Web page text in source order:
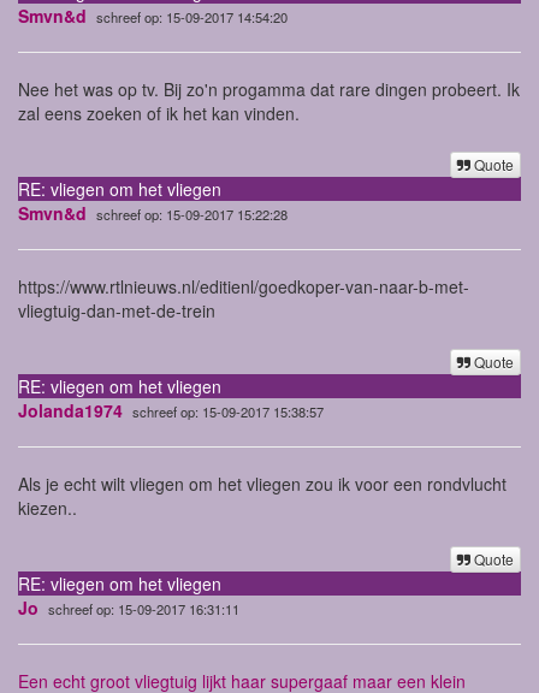
Smvn&d schreef op: 15-09-2017 14:54:20
Nee het was op tv. Bij zo'n progamma dat rare dingen probeert. Ik
zal eens zoeken of ik het kan vinden.
Quote
RE: vliegen om het vliegen
Smvn&d schreef op: 15-09-2017 15:22:28
https://www.rtlnieuws.nl/editienl/goedkoper-van-naar-b-met-
vliegtuig-dan-met-de-trein
Quote
RE: vliegen om het vliegen
Jolanda1974 schreef op: 15-09-2017 15:38:57
Als je echt wilt vliegen om het vliegen zou ik voor een rondvlucht
kiezen..
Quote
RE: vliegen om het vliegen
Jo schreef op: 15-09-2017 16:31:11
Een echt groot vliegtuig lijkt haar supergaaf maar een klein